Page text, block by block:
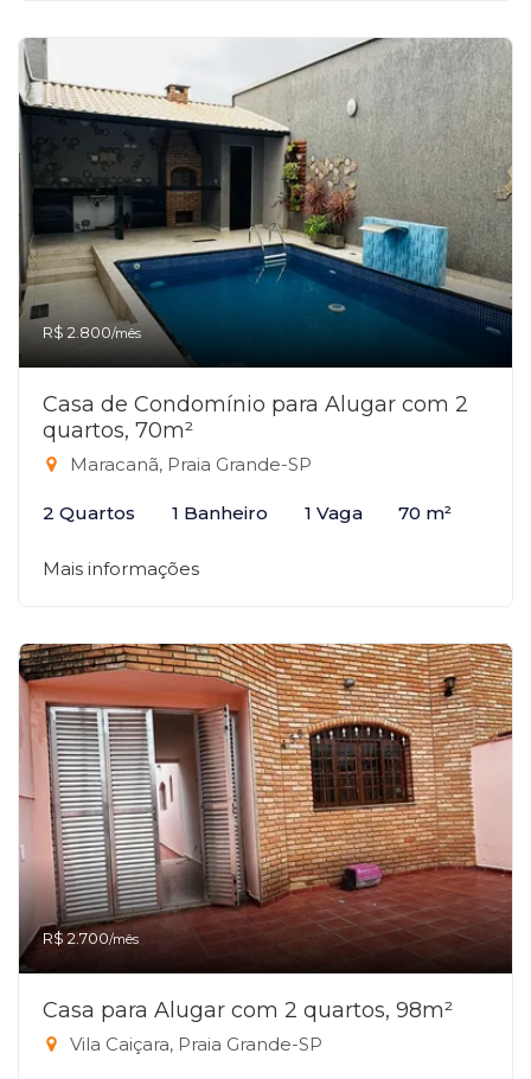
R$ 2.800/mês
Casa de Condomínio para Alugar com 2
quartos, 70m²
Maracanã, Praia Grande-SP
2 Quartos 1 Banheiro 1 Vaga 70 m²
Mais informações
R$ 2.700/mês
Casa para Alugar com 2 quartos, 98m²
Vila Caiçara, Praia Grande-SP